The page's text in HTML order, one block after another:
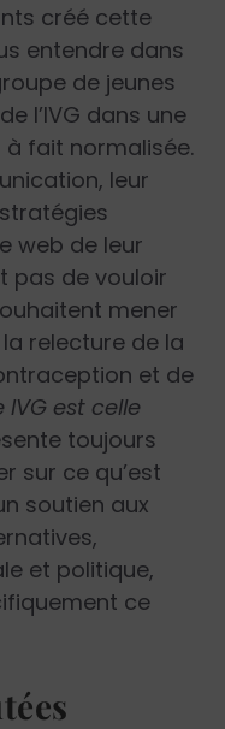
créé cette
entendre dans
de jeunes
l’IVG dans une
fait normalisée.
leur
web de leur
pas de vouloir
mener
relecture de la
et de
IVG est celle
toujours
sur ce qu’est
soutien aux
et politique,
ce